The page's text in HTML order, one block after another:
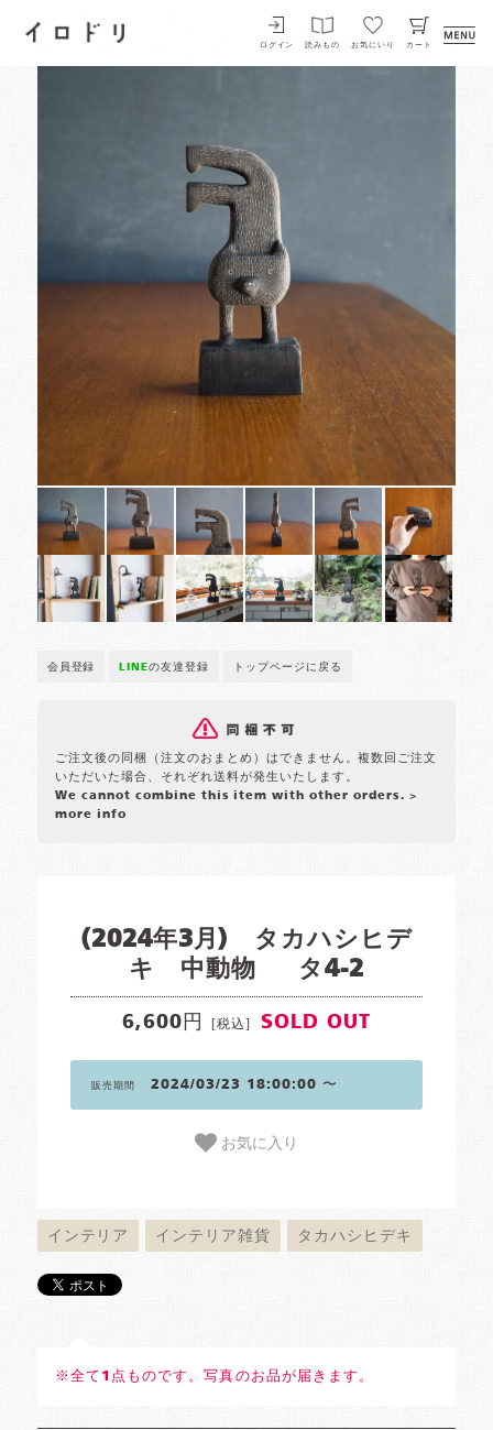
イロドリ
ログイン 読みもの お気にいり カート
会員登録 LINEの友達登録 トップページに戻る
ご注文後の同梱（注文のおまとめ）はできません。複数回ご注文
いただいた場合、それぞれ送料が発生いたします。
We cannot combine this item with other orders. >
more info
(2024年3月) タカハシヒデ
キ 中動物 タ4-2
6,600円 [税込] SOLD OUT
販売期間 2024/03/23 18:00:00 〜
お気に入り
インテリア インテリア雑貨 タカハシヒデキ
※全て1点ものです。写真のお品が届きます。